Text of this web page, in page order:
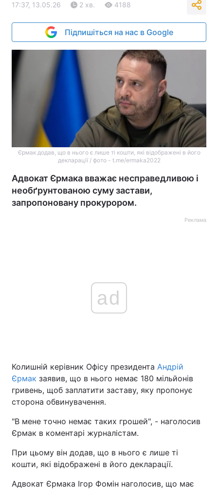
17:37, 13.05.26 2 хв. 4188
Підпишіться на нас в Google
Єрмак додав, що в нього є лише ті кошти, які відображені в його
декларації / фото - t.me/ermaka2022
Адвокат Єрмака вважає несправедливою і
необґрунтованою суму застави,
запропоновану прокурором.
Реклама
ad
Колишній керівник Офісу президента Андрій
Єрмак заявив, що в нього немає 180 мільйонів
гривень, щоб заплатити заставу, яку пропонує
сторона обвинувачення.
"В мене точно немає таких грошей", - наголосив
Єрмак в коментарі журналістам.
При цьому він додав, що в нього є лише ті
кошти, які відображені в його декларації.
Адвокат Єрмака Ігор Фомін наголосив, що має